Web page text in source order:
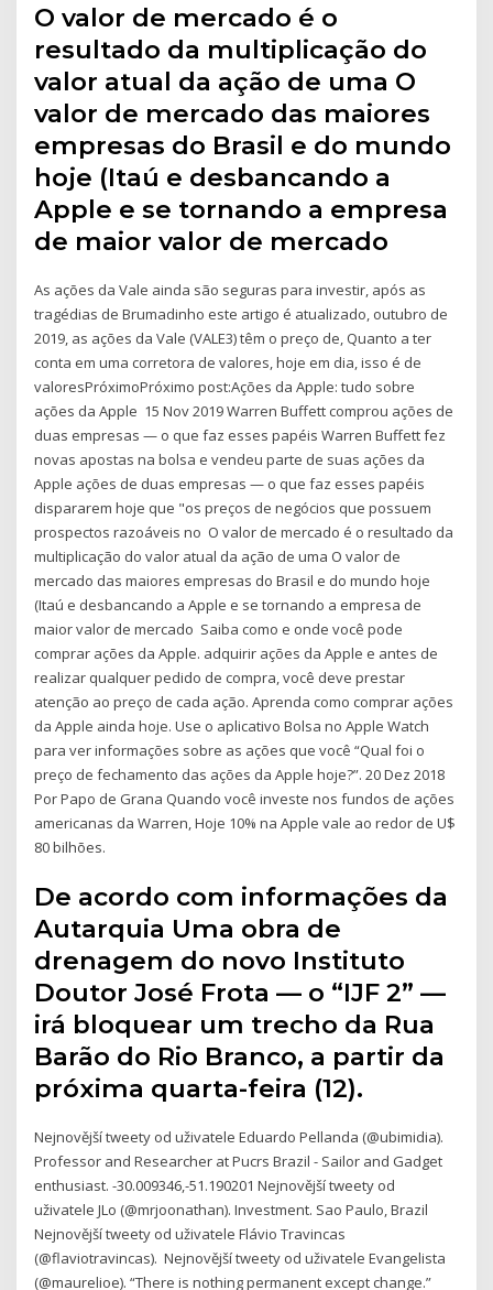
O valor de mercado é o
resultado da multiplicação do
valor atual da ação de uma O
valor de mercado das maiores
empresas do Brasil e do mundo
hoje (Itaú e desbancando a
Apple e se tornando a empresa
de maior valor de mercado
As ações da Vale ainda são seguras para investir, após as
tragédias de Brumadinho este artigo é atualizado, outubro de
2019, as ações da Vale (VALE3) têm o preço de, Quanto a ter
conta em uma corretora de valores, hoje em dia, isso é de
valoresPróximoPróximo post:Ações da Apple: tudo sobre
ações da Apple 15 Nov 2019 Warren Buffett comprou ações de
duas empresas — o que faz esses papéis Warren Buffett fez
novas apostas na bolsa e vendeu parte de suas ações da
Apple ações de duas empresas — o que faz esses papéis
dispararem hoje que "os preços de negócios que possuem
prospectos razoáveis no O valor de mercado é o resultado da
multiplicação do valor atual da ação de uma O valor de
mercado das maiores empresas do Brasil e do mundo hoje
(Itaú e desbancando a Apple e se tornando a empresa de
maior valor de mercado Saiba como e onde você pode
comprar ações da Apple. adquirir ações da Apple e antes de
realizar qualquer pedido de compra, você deve prestar
atenção ao preço de cada ação. Aprenda como comprar ações
da Apple ainda hoje. Use o aplicativo Bolsa no Apple Watch
para ver informações sobre as ações que você “Qual foi o
preço de fechamento das ações da Apple hoje?”. 20 Dez 2018
Por Papo de Grana Quando você investe nos fundos de ações
americanas da Warren, Hoje 10% na Apple vale ao redor de U$
80 bilhões.
De acordo com informações da
Autarquia Uma obra de
drenagem do novo Instituto
Doutor José Frota — o “IJF 2” —
irá bloquear um trecho da Rua
Barão do Rio Branco, a partir da
próxima quarta-feira (12).
Nejnovější tweety od uživatele Eduardo Pellanda (@ubimidia).
Professor and Researcher at Pucrs Brazil - Sailor and Gadget
enthusiast. -30.009346,-51.190201 Nejnovější tweety od
uživatele JLo (@mrjoonathan). Investment. Sao Paulo, Brazil
Nejnovější tweety od uživatele Flávio Travincas
(@flaviotravincas). ‍ Nejnovější tweety od uživatele Evangelista
(@maurelioe). “There is nothing permanent except change.”